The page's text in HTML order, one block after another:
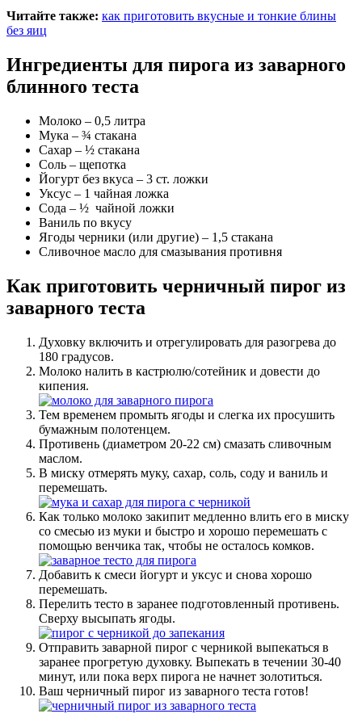
Читайте также: как приготовить вкусные и тонкие блины
без яиц
Ингредиенты для пирога из заварного
блинного теста
Молоко – 0,5 литра
Мука – ¾ стакана
Сахар – ½ стакана
Соль – щепотка
Йогурт без вкуса – 3 ст. ложки
Уксус – 1 чайная ложка
Сода – ½ чайной ложки
Ваниль по вкусу
Ягоды черники (или другие) – 1,5 стакана
Сливочное масло для смазывания противня
Как приготовить черничный пирог из
заварного теста
Духовку включить и отрегулировать для разогрева до
180 градусов.
Молоко налить в кастрюлю/сотейник и довести до
кипения.
Тем временем промыть ягоды и слегка их просушить
бумажным полотенцем.
Противень (диаметром 20-22 см) смазать сливочным
маслом.
В миску отмерять муку, сахар, соль, соду и ваниль и
перемешать.
Как только молоко закипит медленно влить его в миску
со смесью из муки и быстро и хорошо перемешать с
помощью венчика так, чтобы не осталось комков.
Добавить к смеси йогурт и уксус и снова хорошо
перемешать.
Перелить тесто в заранее подготовленный противень.
Сверху высыпать ягоды.
Отправить заварной пирог с черникой выпекаться в
заранее прогретую духовку. Выпекать в течении 30-40
минут, или пока верх пирога не начнет золотиться.
Ваш черничный пирог из заварного теста готов!